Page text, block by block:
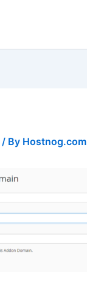
/ By Hostnog.com